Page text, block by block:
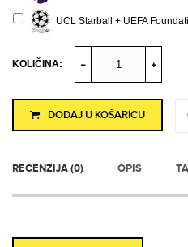
UCL Starball + UEFA
KOLIČINA:
DODAJ U KOŠARICU
RECENZIJA (0) OPIS